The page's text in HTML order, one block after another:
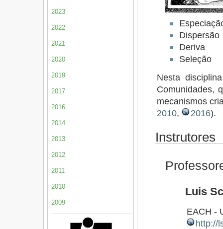
2023
2022
2021
2020
2019
2017
2016
2014
2013
2012
2011
2010
2009
Dispersão
Deriva
Seleção
Nesta
Comunidades,
mecanismos
2010, 2016).
Instrutores
Luis
EACH -
http://